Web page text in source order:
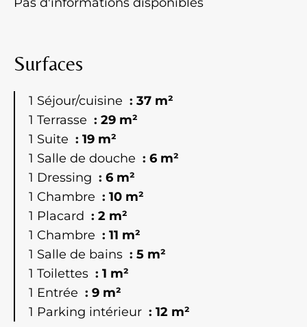
Surfaces
1 Séjour/cuisine
37 m²
1 Terrasse
29 m²
1 Suite
19 m²
1 Salle de douche
6 m²
1 Dressing
6 m²
1 Chambre
10 m²
1 Placard
2 m²
1 Chambre
11 m²
1 Salle de bains
5 m²
1 Toilettes
1 m²
1 Entrée
9 m²
1 Parking intérieur
12 m²